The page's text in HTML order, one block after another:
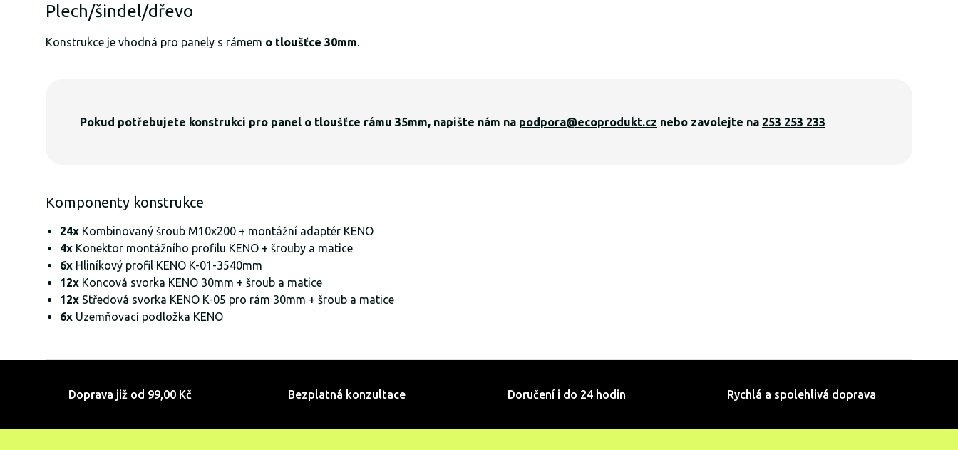
Plech/šindel/dřevo
Konstrukce je vhodná pro panely s rámem o tloušťce 30mm.
Pokud potřebujete konstrukci pro panel o tloušťce rámu 35mm, napište nám na podpora@ecoprodukt.cz nebo zavolejte na 253 253 233
Komponenty konstrukce
24x Kombinovaný šroub M10x200 + montážní adaptér KENO
4x Konektor montážního profilu KENO + šrouby a matice
6x Hliníkový profil KENO K-01-3540mm
12x Koncová svorka KENO 30mm + šroub a matice
12x Středová svorka KENO K-05 pro rám 30mm + šroub a matice
6x Uzemňovací podložka KENO
Doprava již od 99,00 Kč Bezplatná konzultace Doručení i do 24 hodin Rychlá a spolehlivá doprava